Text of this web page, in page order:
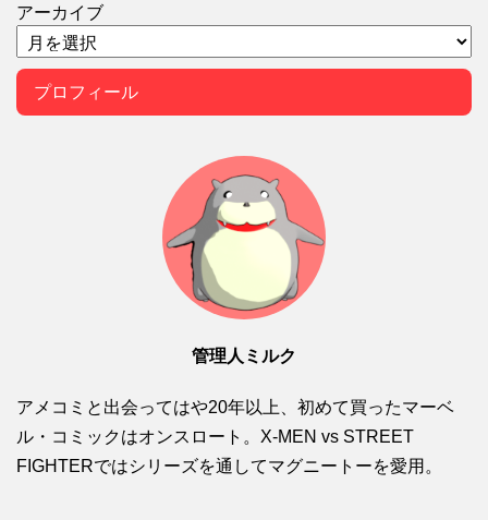
アーカイブ
プロフィール
管理人ミルク
アメコミと出会ってはや20年以上、初めて買ったマーベ
ル・コミックはオンスロート。X-MEN vs STREET
FIGHTERではシリーズを通してマグニートーを愛用。